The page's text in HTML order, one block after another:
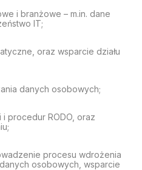
i branżowe – m.in. dane
IT;
oraz wsparcie działu
danych osobowych;
procedur RODO, oraz
procesu wdrożenia
osobowych, wsparcie